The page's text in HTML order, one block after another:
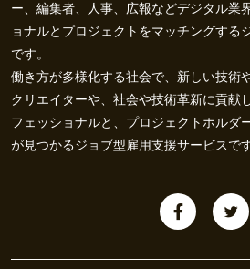
ー、編集者、人事、広報などデジタル業
ョナルとプロジェクトをマッチングする
です。
働き方が多様化する社会で、新しい技術
クリエイターや、社会や技術革新に貢献
フェッショナルと、プロジェクトホルダ
が見つかるジョブ型雇用支援サービスです